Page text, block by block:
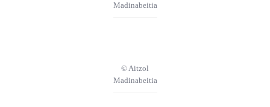
Madinabeitia
© Aitzol
Madinabeitia